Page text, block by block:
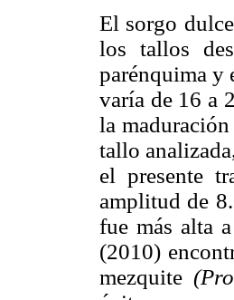
El sorgo
los tallos
parénquima y
varía de 16 a
la
tallo
el presente
amplitud de
fue más alta
(2010)
mezquite